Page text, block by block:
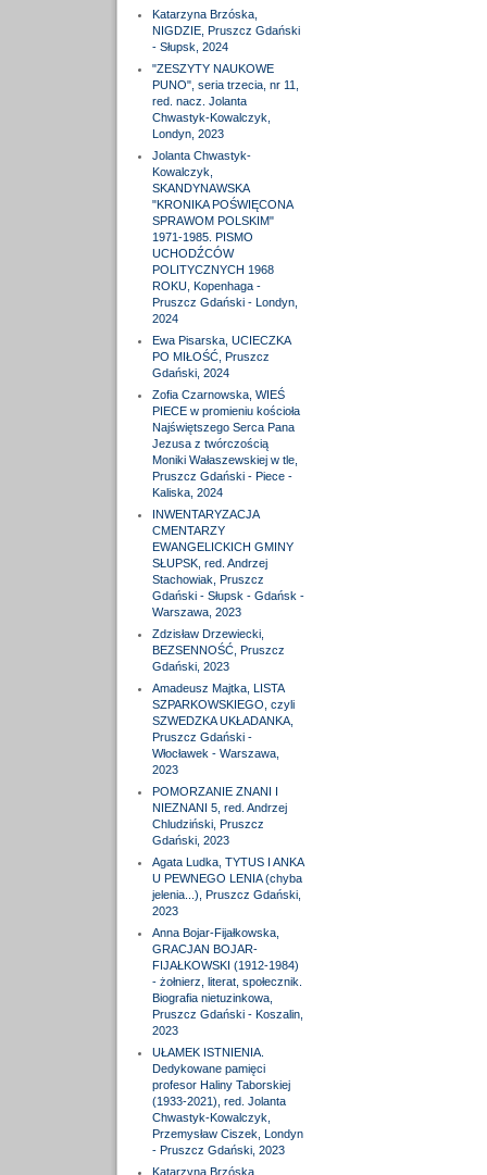
Katarzyna Brzóska,
NIGDZIE, Pruszcz Gdański
- Słupsk, 2024
"ZESZYTY NAUKOWE
PUNO", seria trzecia, nr 11,
red. nacz. Jolanta
Chwastyk-Kowalczyk,
Londyn, 2023
Jolanta Chwastyk-
Kowalczyk,
SKANDYNAWSKA
"KRONIKA POŚWIĘCONA
SPRAWOM POLSKIM"
1971-1985. PISMO
UCHODŹCÓW
POLITYCZNYCH 1968
ROKU, Kopenhaga -
Pruszcz Gdański - Londyn,
2024
Ewa Pisarska, UCIECZKA
PO MIŁOŚĆ, Pruszcz
Gdański, 2024
Zofia Czarnowska, WIEŚ
PIECE w promieniu kościoła
Najświętszego Serca Pana
Jezusa z twórczością
Moniki Wałaszewskiej w tle,
Pruszcz Gdański - Piece -
Kaliska, 2024
INWENTARYZACJA
CMENTARZY
EWANGELICKICH GMINY
SŁUPSK, red. Andrzej
Stachowiak, Pruszcz
Gdański - Słupsk - Gdańsk -
Warszawa, 2023
Zdzisław Drzewiecki,
BEZSENNOŚĆ, Pruszcz
Gdański, 2023
Amadeusz Majtka, LISTA
SZPARKOWSKIEGO, czyli
SZWEDZKA UKŁADANKA,
Pruszcz Gdański -
Włocławek - Warszawa,
2023
POMORZANIE ZNANI I
NIEZNANI 5, red. Andrzej
Chludziński, Pruszcz
Gdański, 2023
Agata Ludka, TYTUS I ANKA
U PEWNEGO LENIA (chyba
jelenia...), Pruszcz Gdański,
2023
Anna Bojar-Fijałkowska,
GRACJAN BOJAR-
FIJAŁKOWSKI (1912-1984)
- żołnierz, literat, społecznik.
Biografia nietuzinkowa,
Pruszcz Gdański - Koszalin,
2023
UŁAMEK ISTNIENIA.
Dedykowane pamięci
profesor Haliny Taborskiej
(1933-2021), red. Jolanta
Chwastyk-Kowalczyk,
Przemysław Ciszek, Londyn
- Pruszcz Gdański, 2023
Katarzyna Brzóska,